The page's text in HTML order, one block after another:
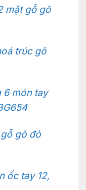
mặt gỗ gõ
trúc gõ
6 món tay
gõ đỏ
ốc tay 12,